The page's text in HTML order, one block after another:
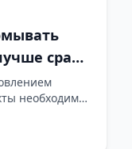
сразу
необходимо
потерять